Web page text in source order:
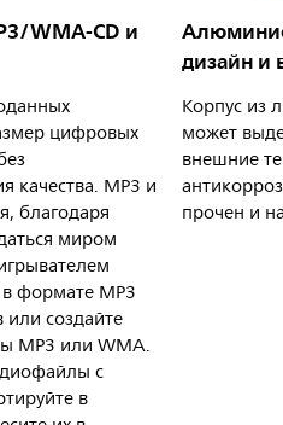
WMA-CD и
цифровых
качества. MP3 и
благодаря
миром
в формате MP3
создайте
MP3 или WMA.
с
в
дизайн и
Корпус из
может
внешние
прочен и